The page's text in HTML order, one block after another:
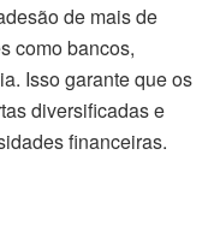
de mais de
como bancos,
Isso garante que os
diversificadas e
financeiras.